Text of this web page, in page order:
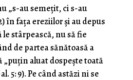
„s-au semețit, ci s-au
în fața ereziilor și au depus
stârpească, nu să fie
de partea sănătoasă a
aluat dospește toată
5: 9). Pe când astăzi ni se